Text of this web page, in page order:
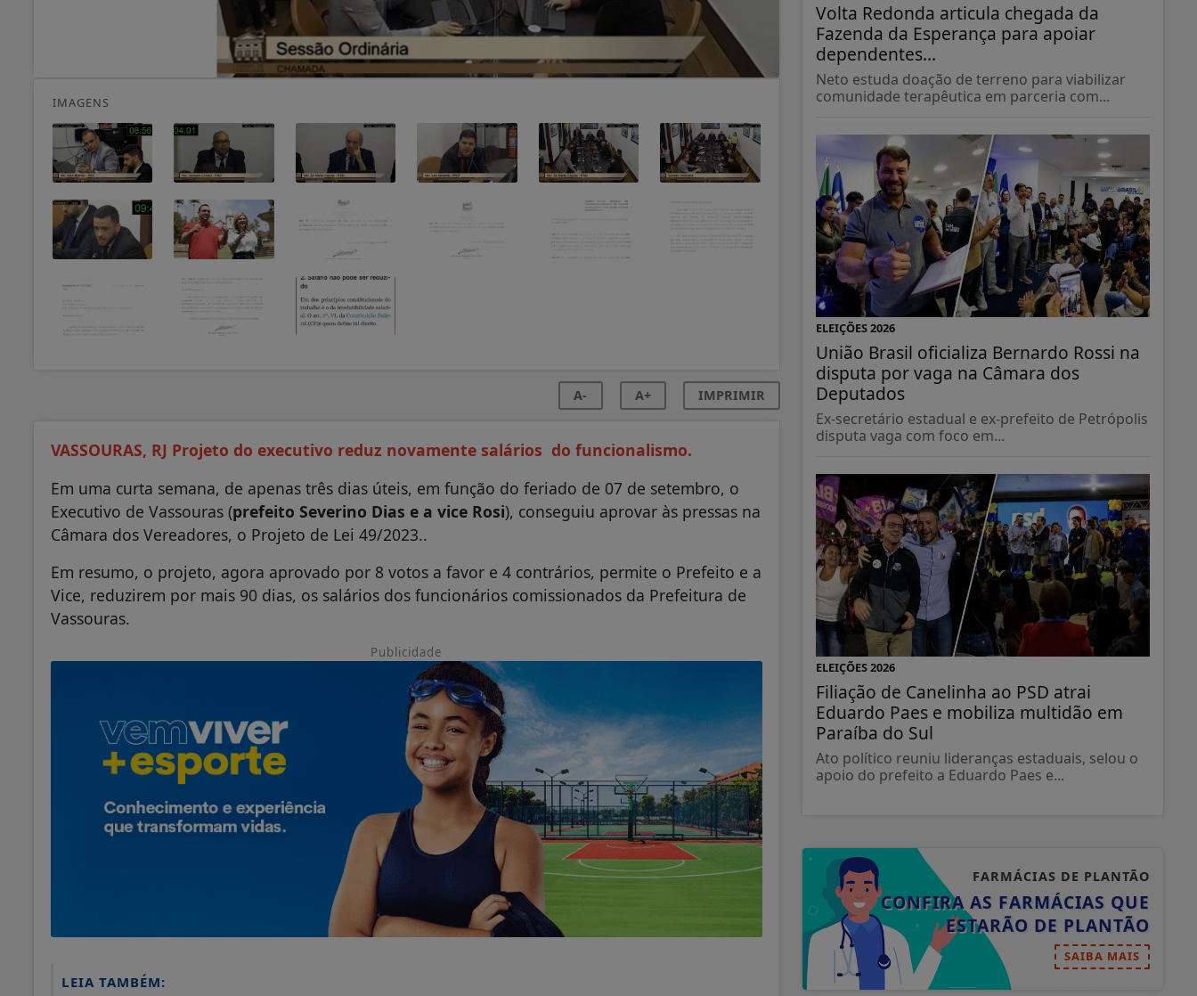
IMAGENS
A- A+ IMPRIMIR
VASSOURAS, RJ Projeto do executivo reduz novamente salários do funcionalismo.
Em uma curta semana, de apenas três dias úteis, em função do feriado de 07 de setembro, o
Executivo de Vassouras (prefeito Severino Dias e a vice Rosi), conseguiu aprovar às pressas na
Câmara dos Vereadores, o Projeto de Lei 49/2023..
Em resumo, o projeto, agora aprovado por 8 votos a favor e 4 contrários, permite o Prefeito e a
Vice, reduzirem por mais 90 dias, os salários dos funcionários comissionados da Prefeitura de
Vassouras.
Publicidade
LEIA TAMBÉM:
Volta Redonda articula chegada da
Fazenda da Esperança para apoiar
dependentes...
Neto estuda doação de terreno para viabilizar
comunidade terapêutica em parceria com...
ELEIÇÕES 2026
União Brasil oficializa Bernardo Rossi na
disputa por vaga na Câmara dos
Deputados
Ex-secretário estadual e ex-prefeito de Petrópolis
disputa vaga com foco em...
ELEIÇÕES 2026
Filiação de Canelinha ao PSD atrai
Eduardo Paes e mobiliza multidão em
Paraíba do Sul
Ato político reuniu lideranças estaduais, selou o
apoio do prefeito a Eduardo Paes e...
FARMÁCIAS DE PLANTÃO
CONFIRA AS FARMÁCIAS QUE
ESTARÃO DE PLANTÃO
SAIBA MAIS